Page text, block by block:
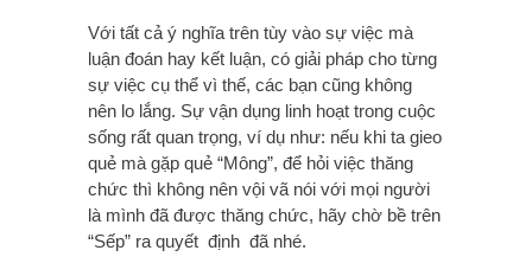
Với tất cả ý nghĩa trên tùy vào sự việc mà
luận đoán hay kết luận, có giải pháp cho từng
sự việc cụ thể vì thế, các bạn cũng không
nên lo lắng. Sự vận dụng linh hoạt trong cuộc
sống rất quan trọng, ví dụ như: nếu khi ta gieo
quẻ mà gặp quẻ “Mông”, để hỏi việc thăng
chức thì không nên vội vã nói với mọi người
là mình đã được thăng chức, hãy chờ bề trên
“Sếp” ra quyết định đã nhé.